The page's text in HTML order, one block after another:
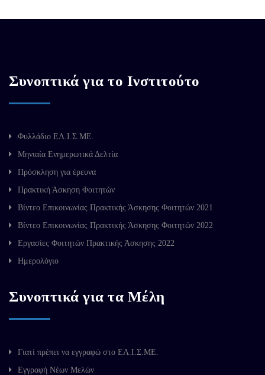
Συνοπτικά για το Ινστιτούτο
Φυλλάδιο ΕΛ.Ι.Σ.ΜΕ.
Μηνιαία Ενημερωτικά Δελτία
Πρόσκληση για έρευνα
Πρακτική Άσκηση Φοιτητών
Βίντεο Επικοινωνίας Πρακτικής Άσκησης Φοιτητών 2021
Βίντεο Επικοινωνίας Πρακτικής Άσκησης Φοιτητών 2022
Εργασίες Φοιτητών Πρακτικής Άσκησης 2022
Ημερολόγιο
Συνοπτικά για τα Μέλη
Γιατί πρέπει να εγγραφώ στο ΕΛ.Ι.Σ.ΜΕ.
Εγγραφή Νέων Μελών